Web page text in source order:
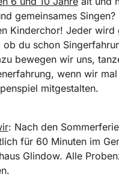
gemeinsames
Kinderchor! Jeder
ob du schon
bewegen wir uns,
wenn wir
mitgestalten.
: Nach den
für 60 Minuten im
Glindow. Alle